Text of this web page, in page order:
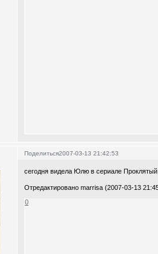
Поделиться2007-03-13 21:42:53
сегодня видела Юлю в сериале
Отредактировано marrisa (2007-03-13
0